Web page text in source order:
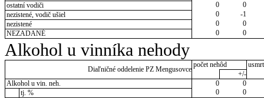
ostatní vodiči
0
0
nezistené, vodič ušiel
0
-1
nezistené
0
0
NEZADANÉ
0 0
Alkohol u vinníka nehody
Diaľničné oddelenie PZ Mengusovce
počet nehôd
+/-
Alkohol u vin. neh.
0
0
tj. %
0 0